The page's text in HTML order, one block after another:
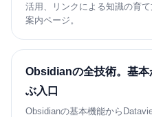
活用、リンクによる知識の育
案内ページ。
Obsidianの全技術。基
ぶ入口
Obsidianの基本機能から